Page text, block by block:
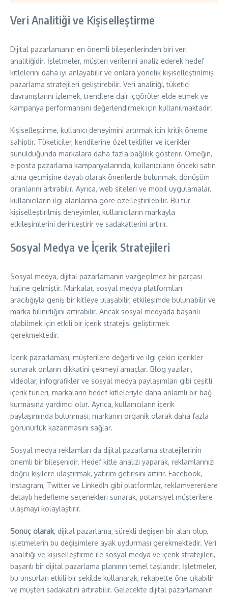
Veri Analitiği ve Kişiselleştirme
Dijital pazarlamanın en önemli bileşenlerinden biri veri
analitiğidir. İşletmeler, müşteri verilerini analiz ederek hedef
kitlelerini daha iyi anlayabilir ve onlara yönelik kişiselleştirilmiş
pazarlama stratejileri geliştirebilir. Veri analitiği, tüketici
davranışlarını izlemek, trendlere dair içgörüler elde etmek ve
kampanya performansını değerlendirmek için kullanılmaktadır.
Kişiselleştirme, kullanıcı deneyimini artırmak için kritik öneme
sahiptir. Tüketiciler, kendilerine özel teklifler ve içerikler
sunulduğunda markalara daha fazla bağlılık gösterir. Örneğin,
e-posta pazarlama kampanyalarında, kullanıcıların önceki satın
alma geçmişine dayalı olarak önerilerde bulunmak, dönüşüm
oranlarını artırabilir. Ayrıca, web siteleri ve mobil uygulamalar,
kullanıcıların ilgi alanlarına göre özelleştirilebilir. Bu tür
kişiselleştirilmiş deneyimler, kullanıcıların markayla
etkileşimlerini derinleştirir ve sadakatlerini artırır.
Sosyal Medya ve İçerik Stratejileri
Sosyal medya, dijital pazarlamanın vazgeçilmez bir parçası
haline gelmiştir. Markalar, sosyal medya platformları
aracılığıyla geniş bir kitleye ulaşabilir, etkileşimde bulunabilir ve
marka bilinirliğini artırabilir. Ancak sosyal medyada başarılı
olabilmek için etkili bir içerik stratejisi geliştirmek
gerekmektedir.
İçerik pazarlaması, müşterilere değerli ve ilgi çekici içerikler
sunarak onların dikkatini çekmeyi amaçlar. Blog yazıları,
videolar, infografikler ve sosyal medya paylaşımları gibi çeşitli
içerik türleri, markaların hedef kitleleriyle daha anlamlı bir bağ
kurmasına yardımcı olur. Ayrıca, kullanıcıların içerik
paylaşımında bulunması, markanın organik olarak daha fazla
görünürlük kazanmasını sağlar.
Sosyal medya reklamları da dijital pazarlama stratejilerinin
önemli bir bileşenidir. Hedef kitle analizi yaparak, reklamlarınızı
doğru kişilere ulaştırmak, yatırım getirisini artırır. Facebook,
Instagram, Twitter ve LinkedIn gibi platformlar, reklamverenlere
detaylı hedefleme seçenekleri sunarak, potansiyel müşterilere
ulaşmayı kolaylaştırır.
Sonuç olarak, dijital pazarlama, sürekli değişen bir alan olup,
işletmelerin bu değişimlere ayak uydurması gerekmektedir. Veri
analitiği ve kişiselleştirme ile sosyal medya ve içerik stratejileri,
başarılı bir dijital pazarlama planının temel taşlarıdır. İşletmeler,
bu unsurları etkili bir şekilde kullanarak, rekabette öne çıkabilir
ve müşteri sadakatini artırabilir. Gelecekte dijital pazarlamanın